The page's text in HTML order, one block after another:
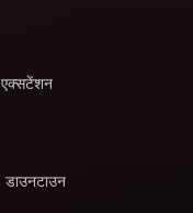
एक्सटेंशन